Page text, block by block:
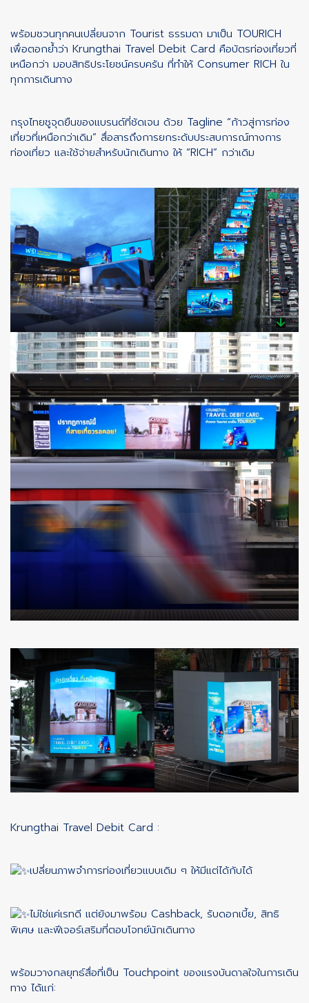
พร้อมชวนทุกคนเปลี่ยนจาก Tourist ธรรมดา มาเป็น TOURICH
เพื่อตอกย้ำว่า Krungthai Travel Debit Card คือบัตรท่องเที่ยวที่
เหนือกว่า มอบสิทธิประโยชน์ครบครัน ที่ทำให้ Consumer RICH ใน
ทุกการเดินทาง
กรุงไทยชูจุดยืนของแบรนด์ที่ชัดเจน ด้วย Tagline “ก้าวสู่การท่อง
เที่ยวที่เหนือกว่าเดิม” สื่อสารถึงการยกระดับประสบการณ์ทางการ
ท่องเที่ยว และใช้จ่ายสำหรับนักเดินทาง ให้ “RICH” กว่าเดิม
Krungthai Travel Debit Card :
เปลี่ยนภาพจำการท่องเที่ยวแบบเดิม ๆ ให้มีแต่ได้กับได้
ไม่ใช่แค่เรทดี แต่ยังมาพร้อม Cashback, รับดอกเบี้ย, สิทธิ
พิเศษ และฟีเจอร์เสริมที่ตอบโจทย์นักเดินทาง
พร้อมวางกลยุทธ์สื่อที่เป็น Touchpoint ของแรงบันดาลใจในการเดิน
ทาง ได้แก่: